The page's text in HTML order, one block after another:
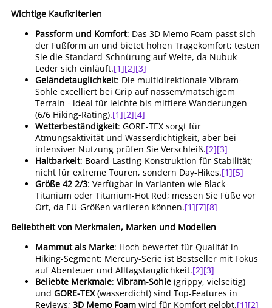
Wichtige Kaufkriterien
Passform und Komfort: Das 3D Memo Foam passt sich
der Fußform an und bietet hohen Tragekomfort; testen
Sie die Standard-Schnürung auf Weite, da Nubuk-
Leder sich einläuft.[1][2][3]
Geländetauglichkeit: Die multidirektionale Vibram-
Sohle excelliert bei Grip auf nassem/matschigem
Terrain - ideal für leichte bis mittlere Wanderungen
(6/6 Hiking-Rating).[1][2][4]
Wetterbeständigkeit: GORE-TEX sorgt für
Atmungsaktivität und Wasserdichtigkeit, aber bei
intensiver Nutzung prüfen Sie Verschleiß.[2][3]
Haltbarkeit: Board-Lasting-Konstruktion für Stabilität;
nicht für extreme Touren, sondern Day-Hikes.[1][5]
Größe 42 2/3: Verfügbar in Varianten wie Black-
Titanium oder Titanium-Hot Red; messen Sie Füße vor
Ort, da EU-Größen variieren können.[1][7][8]
Beliebtheit von Merkmalen, Marken und Modellen
Mammut als Marke: Hoch bewertet für Qualität in
Hiking-Segment; Mercury-Serie ist Bestseller mit Fokus
auf Abenteuer und Alltagstauglichkeit.[2][3]
Beliebte Merkmale: Vibram-Sohle (grippy, vielseitig)
und GORE-TEX(wasserdicht) sind Top-Features in
Reviews; 3D Memo Foam wird für Komfort gelobt.[1][2]